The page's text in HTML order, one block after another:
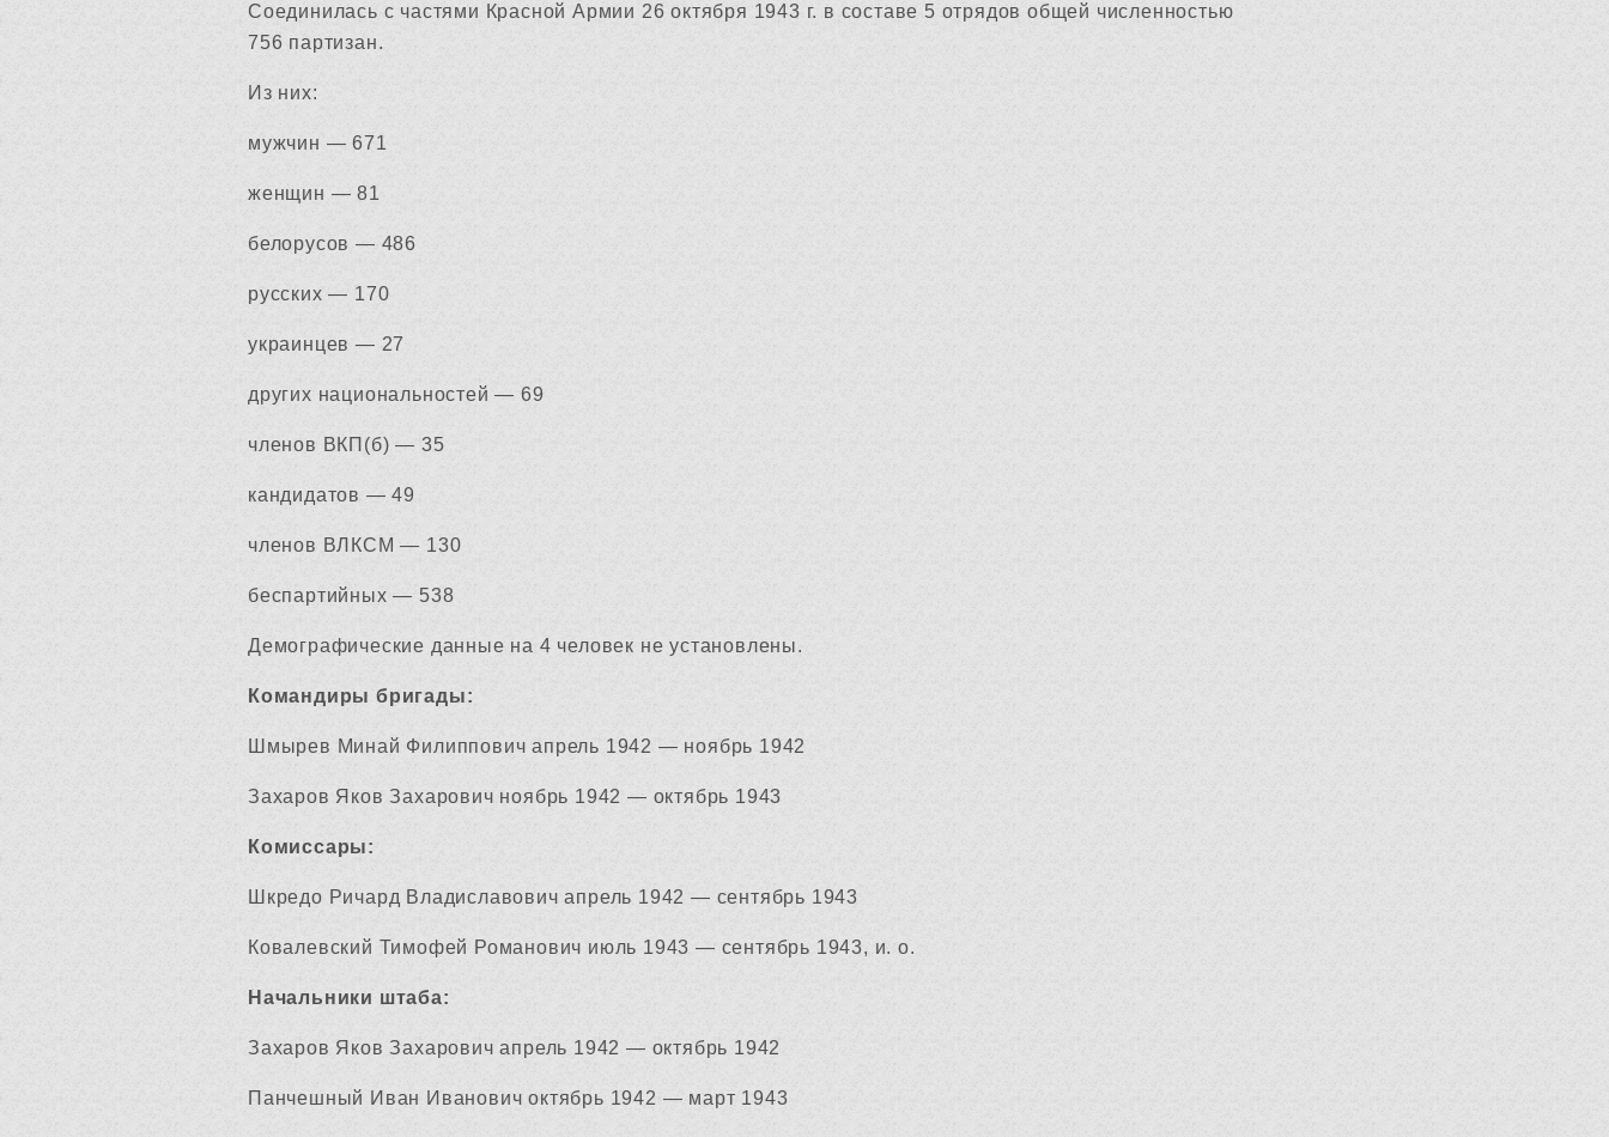
Соединилась с частями Красной Армии 26 октября 1943 г. в составе 5 отрядов общей численностью
756 партизан.
Из них:
мужчин — 671
женщин — 81
белорусов — 486
русских — 170
украинцев — 27
других национальностей — 69
членов ВКП(б) — 35
кандидатов — 49
членов ВЛКСМ — 130
беспартийных — 538
Демографические данные на 4 человек не установлены.
Командиры бригады:
Шмырев Минай Филиппович апрель 1942 — ноябрь 1942
Захаров Яков Захарович ноябрь 1942 — октябрь 1943
Комиссары:
Шкредо Ричард Владиславович апрель 1942 — сентябрь 1943
Ковалевский Тимофей Романович июль 1943 — сентябрь 1943, и. о.
Начальники штаба:
Захаров Яков Захарович апрель 1942 — октябрь 1942
Панчешный Иван Иванович октябрь 1942 — март 1943